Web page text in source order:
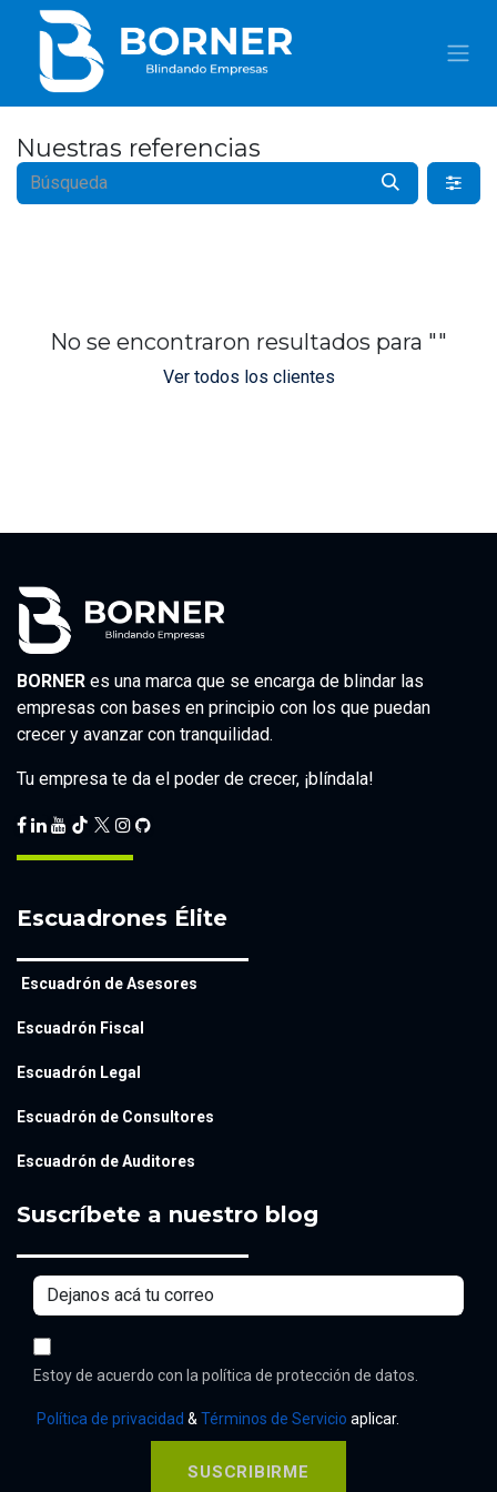
IR AL CONTENIDO
Nuestras referencias
No se encontraron resultados para ""
Ver todos los clientes
BORNER es una marca que se encarga de blindar las
empresas con bases en principio con los que puedan
crecer y avanzar con tranquilidad.
Tu empresa te da el poder de crecer, ¡blíndala!
Escuadrones Élite
Escuadrón de Asesores
Escuadrón Fiscal
Escuadrón Legal
Escuadrón de Consultores
Escuadrón de Auditores
Suscríbete a nuestro blog
Estoy de acuerdo con la política de protección de datos.
Política de privacidad & Términos de Servicio aplicar.
SUSCRIBIRME